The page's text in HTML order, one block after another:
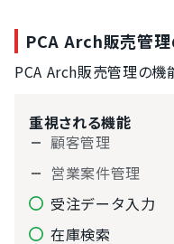
PCA Arch販売管
PCA Arch販売管理の機
重視される機能
顧客管理
営業案件管理
受注データ入力
在庫検索